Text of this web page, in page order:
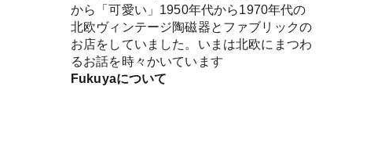
から「可愛い」1950年代から1970年代の
北欧ヴィンテージ陶磁器とファブリックの
お店をしていました。いまは北欧にまつわ
るお話を時々かいています
Fukuyaについて